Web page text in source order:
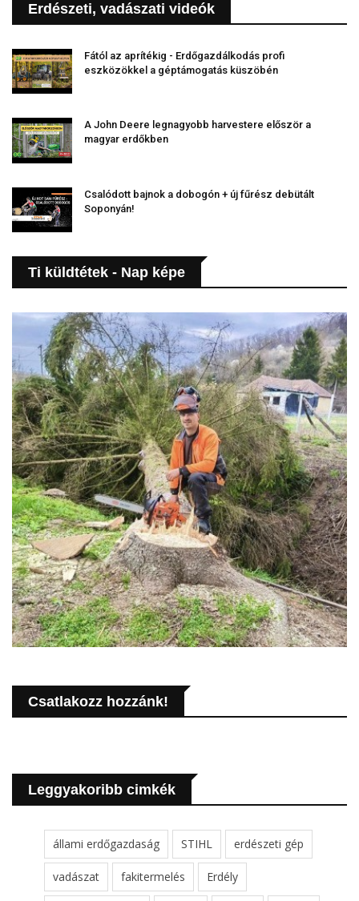
Erdészeti, vadászati videók
Fától az aprítékig - Erdőgazdálkodás profi
eszközökkel a géptámogatás küszöbén
A John Deere legnagyobb harvestere először a
magyar erdőkben
Csalódott bajnok a dobogón + új fűrész debütált
Soponyán!
Ti küldtétek - Nap képe
Csatlakozz hozzánk!
Leggyakoribb cimkék
állami erdőgazdaság STIHL erdészeti gép
vadászat fakitermelés Erdély